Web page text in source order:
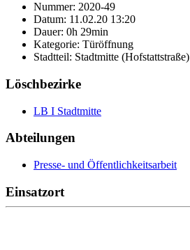
Nummer: 2020-49
Datum: 11.02.20 13:20
Dauer: 0h 29min
Kategorie: Türöffnung
Stadtteil: Stadtmitte (Hofstattstraße)
Löschbezirke
LB I Stadtmitte
Abteilungen
Presse- und Öffentlichkeitsarbeit
Einsatzort